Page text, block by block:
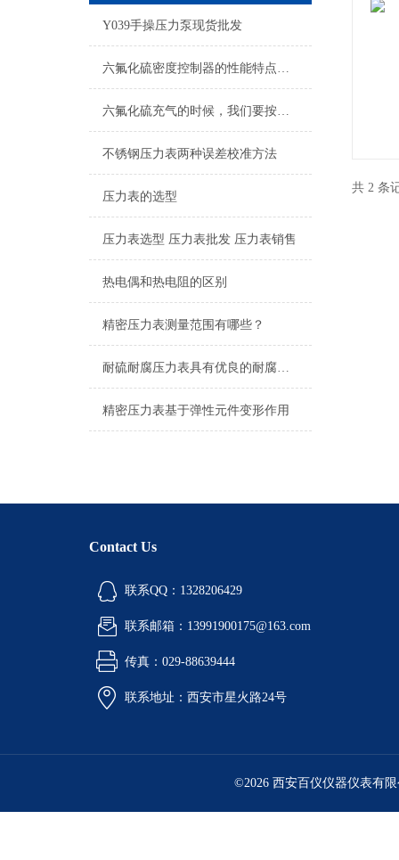
Y039手操压力泵现货批发
六氟化硫密度控制器的性能特点与操作维护方式
六氟化硫充气的时候，我们要按照步骤来操作才能保证安全
不锈钢压力表两种误差校准方法
压力表的选型
压力表选型 压力表批发 压力表销售
热电偶和热电阻的区别
精密压力表测量范围有哪些？
耐硫耐腐压力表具有优良的耐腐蚀性能
精密压力表基于弹性元件变形作用
共 2 条
Contact Us
联系QQ：1328206429
联系邮箱：13991900175@163.com
传真：029-88639444
联系地址：西安市星火路24号
©2026 西安百仪仪器仪表有